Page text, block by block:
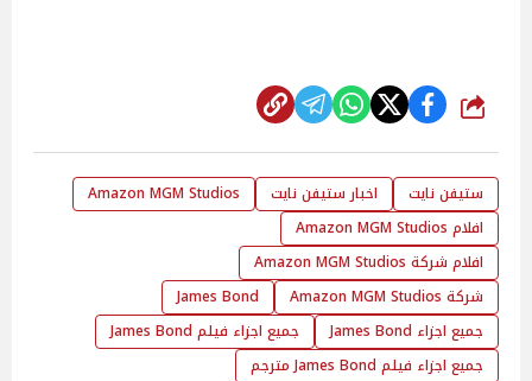
شارك
ستيفن نايت اخبار ستيفن نايت
Amazon MGM Studios
افلام Amazon MGM Studios
افلام شركة Amazon MGM Studios
شركة Amazon MGM Studios
James Bond
جميع اجزاء James Bond
جميع اجزاء فيلم James Bond
جميع اجزاء فيلم James Bond مترجم